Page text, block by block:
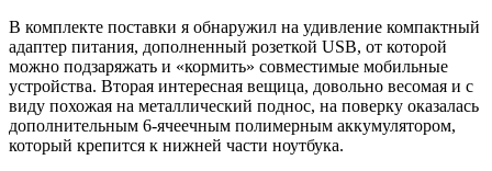
В комплекте поставки я обнаружил на удивление компактный
адаптер питания, дополненный розеткой USB, от которой
можно подзаряжать и «кормить» совместимые мобильные
устройства. Вторая интересная вещица, довольно весомая и с
виду похожая на металлический поднос, на поверку оказалась
дополнительным 6-ячеечным полимерным аккумулятором,
который крепится к нижней части ноутбука.